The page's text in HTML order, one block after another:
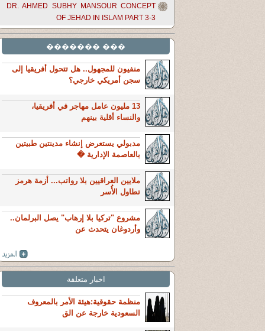
DR. AHMED SUBHY MANSOUR CONCEPT
OF JEHAD IN ISLAM PART 3-3
��� �������
منفيون للمجهول.. هل تتحول أفريقيا إلى
سجن أمريكي خارجي؟
13 مليون عامل مهاجر في أفريقيا،
والنساء أقلية بينهم
مدبولي يستعرض إنشاء مدينتين طبيتين
بالعاصمة الإدارية �
ملايين العراقيين بلا رواتب... أزمة هرمز
تطاول الأُسر
مشروع "تركيا بلا إرهاب" يصل البرلمان..
وأردوغان يتحدث عن
اخبار متعلقة
منظمة حقوقية:هيئة الأمر بالمعروف
السعودية خارجة عن الق